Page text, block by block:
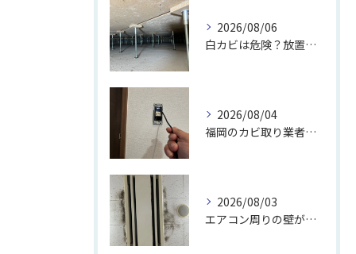
2026/08/06
白カビは危険？放置のリスクと取り方
2026/08/04
福岡のカビ取り業者おすすめの選び方と費用
2026/08/03
エアコン周りの壁が結露しやすい理由